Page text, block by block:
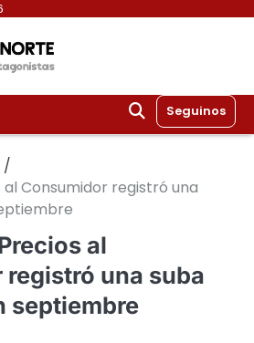
Seguinos
al Consumidor registró una
al
una suba
septiembre